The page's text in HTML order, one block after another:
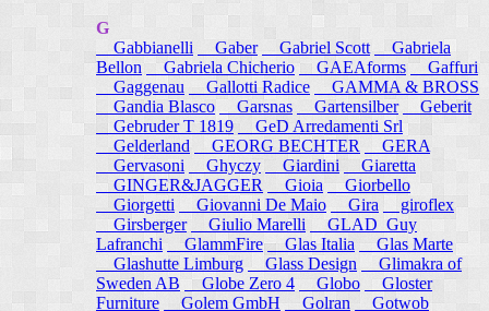
G
Gabbianelli
Gaber Gabriel Scott
Gabriela
Bellon
Gabriela Chicherio GAEAforms
Gaffuri
Gaggenau
Gallotti Radice
GAMMA & BROSS
Gandia Blasco
Garsnas Gartensilber
Geberit
Gebruder T 1819
GeD Arredamenti Srl
Gelderland
GEORG BECHTER
GERA
Gervasoni
Ghyczy Giardini
Giaretta
GINGER&JAGGER
Gioia
Giorbello
Giorgetti
Giovanni De Maio Gira
giroflex
Girsberger
Giulio Marelli
GLAD_Guy
Lafranchi
GlammFire Glas Italia
Glas Marte
Glashutte Limburg
Glass Design
Glimakra of
Sweden AB
Globe Zero 4 Globo
Gloster
Furniture
Golem GmbH Golran
Gotwob